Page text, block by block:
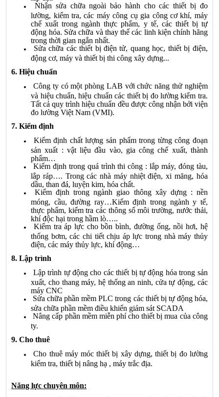
Nhận sửa chữa ngoài bảo hành cho các thiết bị đo
lường, kiểm tra, các máy công cụ gia công cơ khí, máy
chế xuất trong ngành thực phẩm, y tế, các thiết bị tự
động hóa. Sửa chữa và thay thế các linh kiện chính hãng
trong thời gian ngắn nhất.
Sửa chữa các thiết bị điện tử, quang học, thiết bị điện,
động cơ, máy và thiết bị thi công xây dựng...
6. Hiệu chuẩn
Công ty có một phòng LAB với chức năng thử nghiệm
và hiệu chuẩn, hiệu chuẩn các thiết bị đo lường kiểm tra.
Tất cả quy trình hiệu chuẩn đều được công nhận bởi viện
đo lường Việt Nam (VMI).
7. Kiểm định
Kiểm định chất lượng sản phẩm trong từng công đoạn
sản xuất : vật liệu đầu vào, gia công chế xuất, thành
phẩm…
Kiểm định trong quá trình thi công : lắp máy, đóng tàu,
lắp ráp…. Trong các nhà máy nhiệt điện, xi măng, hóa
dầu, than đá, luyện kim, hóa chất.
Kiểm định trong ngành giao thông xây dựng : nền
móng, cầu, đường ray…Kiểm định trong ngành y tế,
thực phẩm, kiểm tra các thông số môi trường, nước thải,
khí độc hại trong hầm lò…..
Kiểm tra áp lực cho bồn bình, đường ống, nồi hơi, hệ
thống bơm, các chi tiết chịu áp lực trong nhà máy thủy
điện, các máy thủy lực, khí động…
8. Lập trình
Lập trình tự động cho các thiết bị tự động hóa trong sản
xuất, cho thang máy, hệ thống an ninh, cửa tự động, các
máy CNC
Sửa chữa phần mềm PLC trong các thiết bị tự động hóa,
sửa chữa phần mềm điều khiển giám sát SCADA
Nâng cấp phần mềm miễn phí cho thiết bị mua của công
ty.
9. Cho thuê
Cho thuê máy móc thiết bị xây dựng, thiết bị đo lường
kiểm tra, thiết bị nâng hạ , máy trắc địa.
Năng lực chuyên môn: